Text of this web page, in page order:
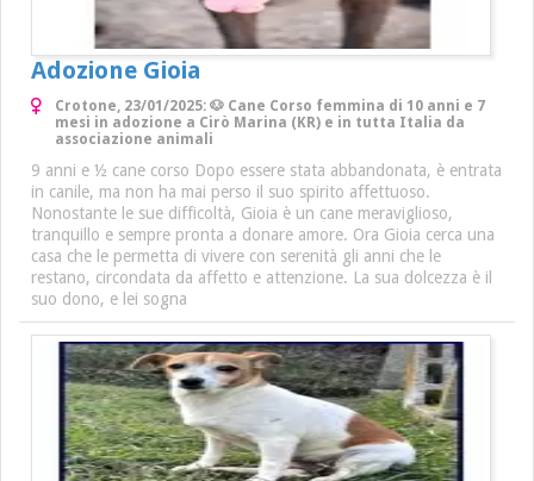
Adozione Gioia
Crotone, 23/01/2025: 🐶 Cane Corso femmina di 10 anni e 7
mesi in adozione a Cirò Marina (KR) e in tutta Italia da
associazione animali
9 anni e ½ cane corso Dopo essere stata abbandonata, è entrata
in canile, ma non ha mai perso il suo spirito affettuoso.
Nonostante le sue difficoltà, Gioia è un cane meraviglioso,
tranquillo e sempre pronta a donare amore. Ora Gioia cerca una
casa che le permetta di vivere con serenità gli anni che le
restano, circondata da affetto e attenzione. La sua dolcezza è il
suo dono, e lei sogna